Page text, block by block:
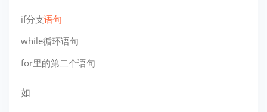
if分支语句
while循环语句
for里的第二个语句
如